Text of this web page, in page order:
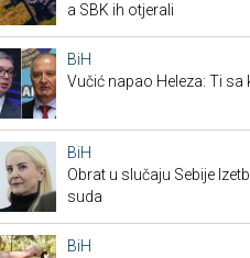
a SBK ih otjerali
BiH
Vučić napao Heleza: Ti sa
BiH
Obrat u slučaju Sebije
suda
BiH